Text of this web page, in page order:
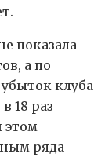
показала
а по
клуба
18 раз
этом
ряда